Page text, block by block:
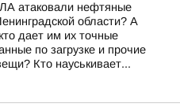
атаковали нефтяные
области? А
дает им их точные
по загрузке и прочие
Кто науськивает...